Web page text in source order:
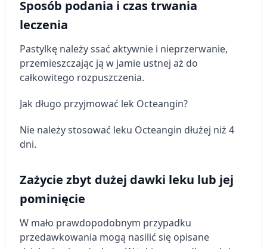
Sposób podania i czas trwania
leczenia
Pastylkę należy ssać aktywnie i nieprzerwanie,
przemieszczając ją w jamie ustnej aż do
całkowitego rozpuszczenia.
Jak długo przyjmować lek Octeangin?
Nie należy stosować leku Octeangin dłużej niż 4
dni.
Zażycie zbyt dużej dawki leku lub jej
pominięcie
W mało prawdopodobnym przypadku
przedawkowania mogą nasilić się opisane